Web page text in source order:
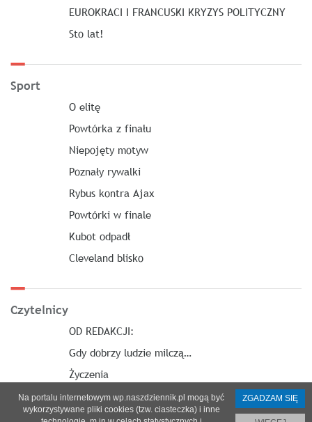
EUROKRACI I FRANCUSKI KRYZYS POLITYCZNY
Sto lat!
Sport
O elitę
Powtórka z finału
Niepojęty motyw
Poznały rywalki
Rybus kontra Ajax
Powtórki w finale
Kubot odpadł
Cleveland blisko
Czytelnicy
OD REDAKCJI:
Gdy dobrzy ludzie milczą…
Życzenia
Na portalu internetowym wp.naszdziennik.pl mogą być
wykorzystywane pliki cookies (tzw. ciasteczka) i inne
ZGADZAM SIĘ